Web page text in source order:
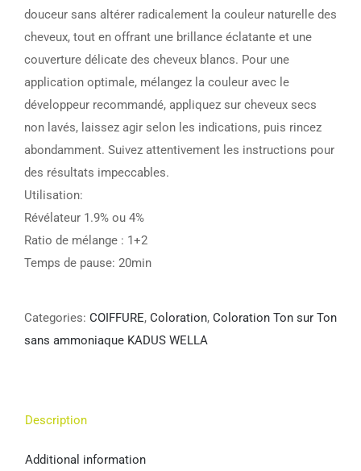
douceur sans altérer radicalement la couleur naturelle des
cheveux, tout en offrant une brillance éclatante et une
couverture délicate des cheveux blancs. Pour une
application optimale, mélangez la couleur avec le
développeur recommandé, appliquez sur cheveux secs
non lavés, laissez agir selon les indications, puis rincez
abondamment. Suivez attentivement les instructions pour
des résultats impeccables.
Utilisation:
Révélateur 1.9% ou 4%
Ratio de mélange : 1+2
Temps de pause: 20min
Categories: COIFFURE, Coloration, Coloration Ton sur Ton
sans ammoniaque KADUS WELLA
Description
Additional information